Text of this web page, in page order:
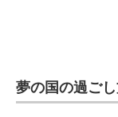
夢の国の過ご